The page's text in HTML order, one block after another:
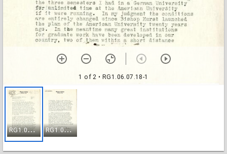
1 of 2 • RG1.06.07.18-1
R
G1.06.07.18-1 R
G1.06.07.18-2